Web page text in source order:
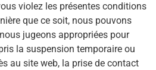
violez les présentes conditions
que ce soit, nous pouvons
jugeons appropriées pour
la suspension temporaire ou
au site web, la prise de contact